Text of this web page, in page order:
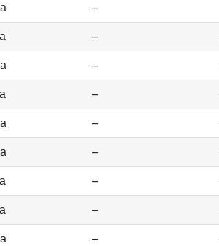
--
--
--
--
--
--
--
--
--